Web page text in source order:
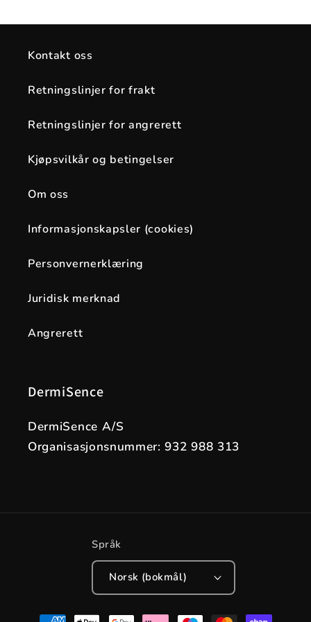
Kontakt oss
Retningslinjer for frakt
Retningslinjer for angrerett
Kjøpsvilkår og betingelser
Om oss
Informasjonskapsler (cookies)
Personvernerklæring
Juridisk merknad
Angrerett
DermiSence
DermiSence A/S
Organisasjonsnummer: 932 988 313
Språk
Norsk (bokmål)
Betalingsmåter